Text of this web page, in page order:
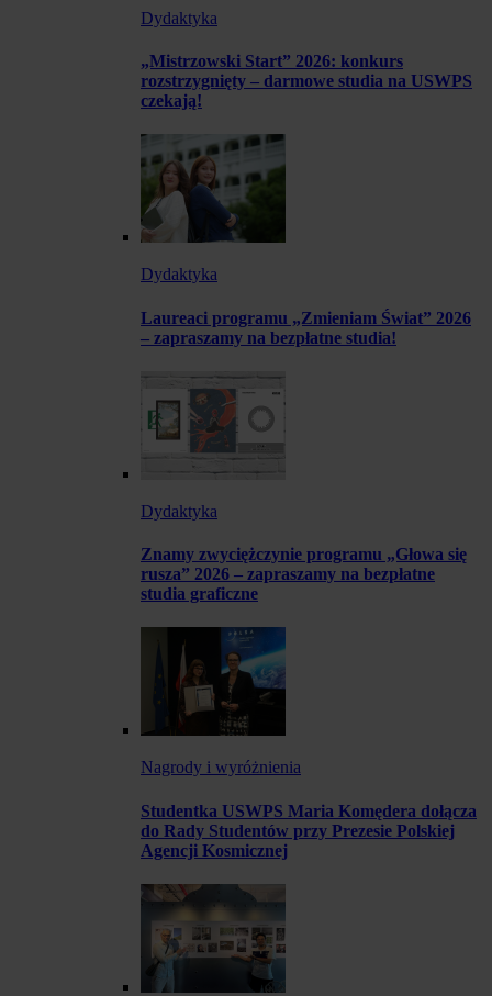
Dydaktyka
„Mistrzowski Start” 2026: konkurs
rozstrzygnięty – darmowe studia na USWPS
czekają!
Dydaktyka
Laureaci programu „Zmieniam Świat” 2026
– zapraszamy na bezpłatne studia!
Dydaktyka
Znamy zwyciężczynie programu „Głowa się
rusza” 2026 – zapraszamy na bezpłatne
studia graficzne
Nagrody i wyróżnienia
Studentka USWPS Maria Komędera dołącza
do Rady Studentów przy Prezesie Polskiej
Agencji Kosmicznej